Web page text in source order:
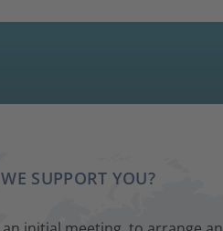
SUPPORT YOU?